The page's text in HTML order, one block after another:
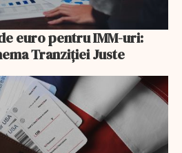
euro pentru IMM-uri:
Tranziției Juste